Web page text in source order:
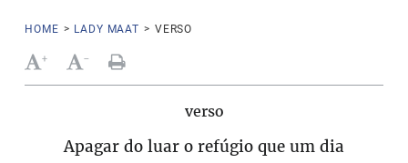
HOME > LADY MAAT > VERSO
+ -
verso
Apagar do luar o refúgio que um dia